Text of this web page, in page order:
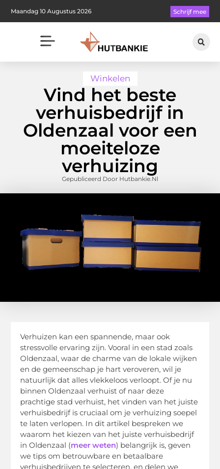
Maandag 10 Augustus 2026 Schrijf mee
Winkelen
Vind het beste
verhuisbedrijf in
Oldenzaal voor een
moeiteloze
verhuizing
Gepubliceerd Door Hutbankie.nl
Verhuizen kan een spannende, maar ook
stressvolle ervaring zijn. Vooral in een stad zoals
Oldenzaal, waar de charme van de lokale wijken
en de gemeenschap je hart veroveren, wil je
natuurlijk dat alles vlekkeloos verloopt. Of je nu
binnen Oldenzaal verhuist of naar deze
prachtige stad verhuist, het vinden van het juiste
verhuisbedrijf is cruciaal om je verhuizing soepel
te laten verlopen. In dit artikel bespreken we
waarom het kiezen van het juiste verhuisbedrijf
in Oldenzaal (meer weten) belangrijk is, geven
we tips om betrouwbare en betaalbare
verhuisbedrijven te selecteren, en delen we